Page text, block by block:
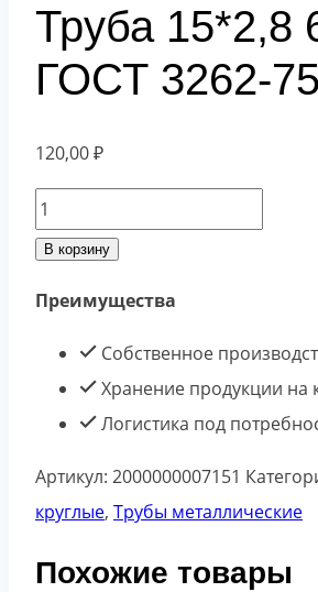
Труба 15*2,8
ГОСТ 3262-
120,00₽
Количество
товара
15*2,8
6000
ГОСТ
3262-
(п.м.)
В корзину
Преимущества
Собственное
Хранение продукции на
Логистика под
Артикул: 2000000007151
круглые, Трубы металлические
Похожие товары